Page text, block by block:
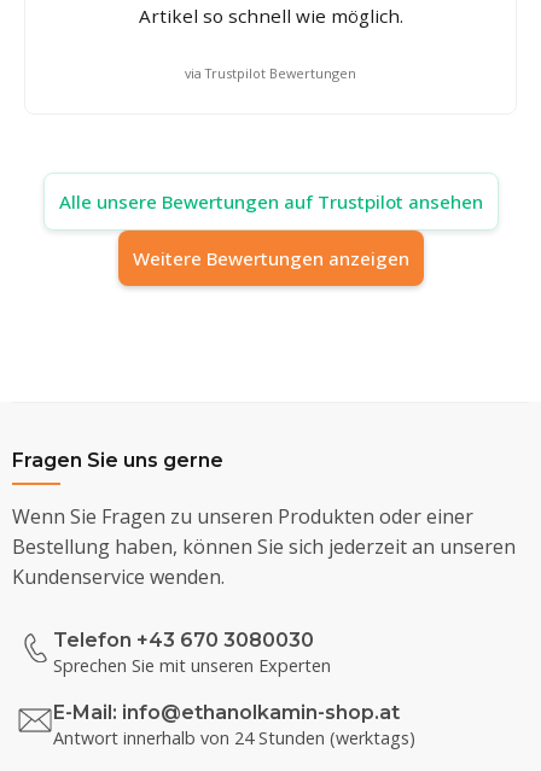
Artikel so schnell wie möglich.
via Trustpilot Bewertungen
Alle unsere Bewertungen auf Trustpilot ansehen
Weitere Bewertungen anzeigen
Fragen Sie uns gerne
Wenn Sie Fragen zu unseren Produkten oder einer
Bestellung haben, können Sie sich jederzeit an unseren
Kundenservice wenden.
Telefon +43 670 3080030
Sprechen Sie mit unseren Experten
E-Mail: info@ethanolkamin-shop.at
Antwort innerhalb von 24 Stunden (werktags)